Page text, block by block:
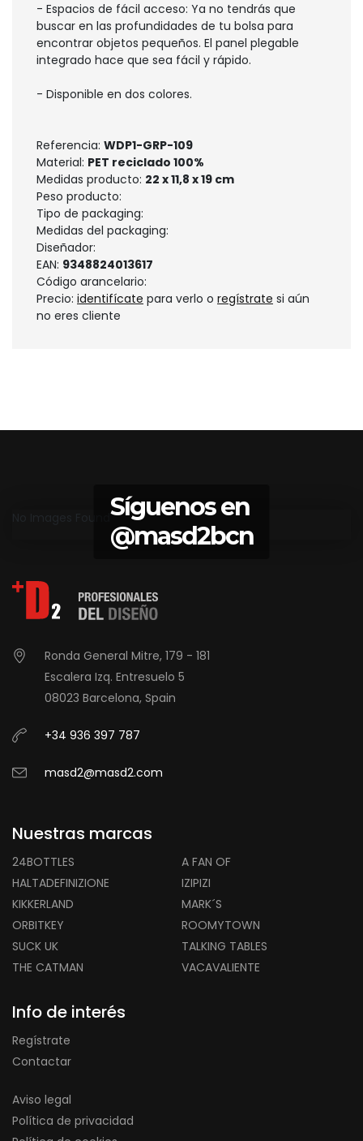
- Espacios de fácil acceso: Ya no tendrás que
buscar en las profundidades de tu bolsa para
encontrar objetos pequeños. El panel plegable
integrado hace que sea fácil y rápido.
- Disponible en dos colores.
Referencia: WDP1-GRP-109
Material: PET reciclado 100%
Medidas producto: 22 x 11,8 x 19 cm
Peso producto:
Tipo de packaging:
Medidas del packaging:
Diseñador:
EAN: 9348824013617
Código arancelario:
Precio: identifícate para verlo o regístrate si aún
no eres cliente
Síguenos en
@masd2bcn
Ronda General Mitre, 179 - 181
Escalera Izq. Entresuelo 5
08023 Barcelona, Spain
+34 936 397 787
masd2@masd2.com
Nuestras marcas
24BOTTLES
A FAN OF
HALTADEFINIZIONE
IZIPIZI
KIKKERLAND
MARK´S
ORBITKEY
ROOMYTOWN
SUCK UK
TALKING TABLES
THE CATMAN
VACAVALIENTE
Info de interés
Regístrate
Contactar
Aviso legal
Política de privacidad